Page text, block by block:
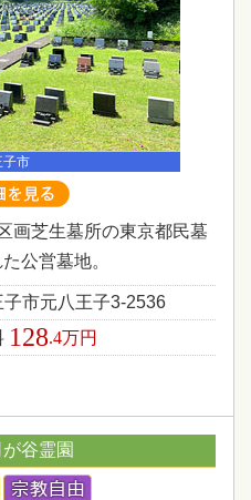
子市
画芝生墓所の東京都民墓
公営墓地。
市元八王子3-2536
128.4万円
谷霊園